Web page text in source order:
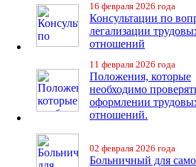
16 февраля 2026 года
Консультации по
легализации
отношений
11 февраля 2026 года
Положения, которые
необходимо
оформлении
отношений.
02 февраля 2026 года
Больничный для